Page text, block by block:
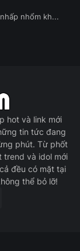
nhổm kh...
hot và link mới
tin tức đang
phút. Từ phốt
trend và idol mới
đều có mặt tại
thể bỏ lỡ!